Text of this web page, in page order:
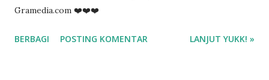
Gramedia.com ❤️❤️❤️
BERBAGI POSTING KOMENTAR LANJUT YUKK! »